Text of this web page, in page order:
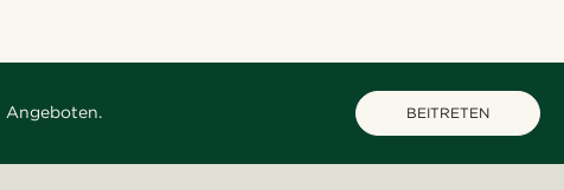
Angeboten. BEITRETEN